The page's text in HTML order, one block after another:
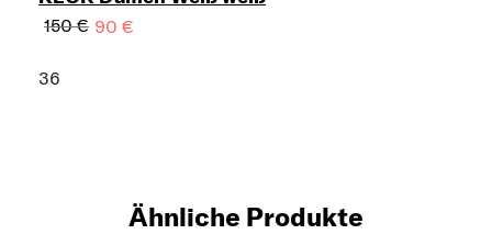
150 € 90 €
36
Ähnliche Produkte